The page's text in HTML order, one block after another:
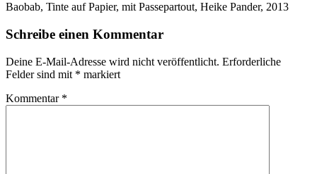
Baobab, Tinte auf Papier, mit Passepartout, Heike Pander, 2013
Schreibe einen Kommentar
Deine E-Mail-Adresse wird nicht veröffentlicht. Erforderliche
Felder sind mit * markiert
Kommentar *